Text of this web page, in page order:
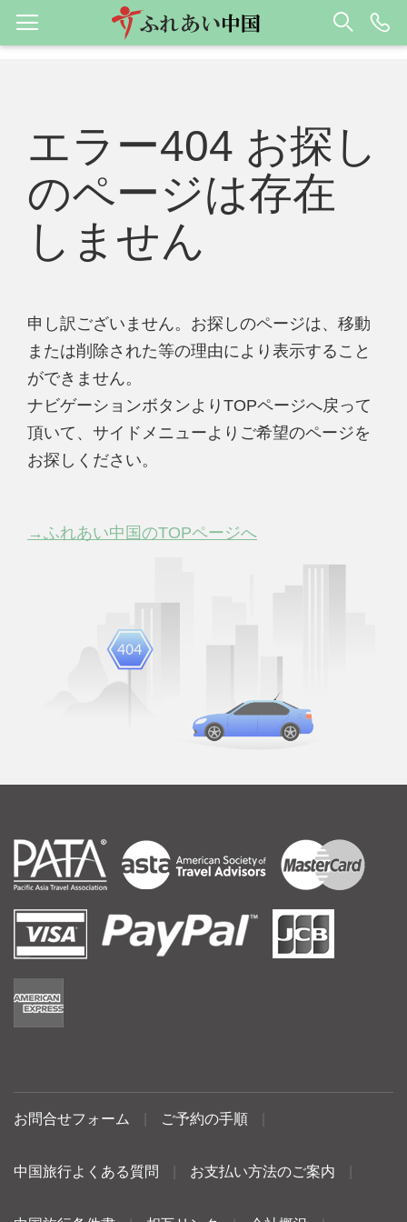
エラー404 お探し
のページは存在
しません
申し訳ございません。お探しのページは、移動
または削除された等の理由により表示すること
ができません。
ナビゲーションボタンよりTOPページへ戻って
頂いて、サイドメニューよりご希望のページを
お探しください。
→ふれあい中国のTOPページへ
お問合せフォーム ご予約の手順
中国旅行よくある質問 お支払い方法のご案内